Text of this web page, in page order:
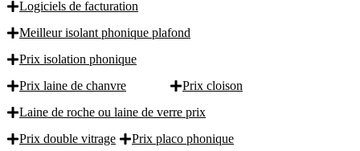
Logiciels de facturation
Meilleur isolant phonique plafond
Prix isolation phonique
Prix laine de chanvre
Prix cloison
Laine de roche ou laine de verre prix
Prix double vitrage
Prix placo phonique